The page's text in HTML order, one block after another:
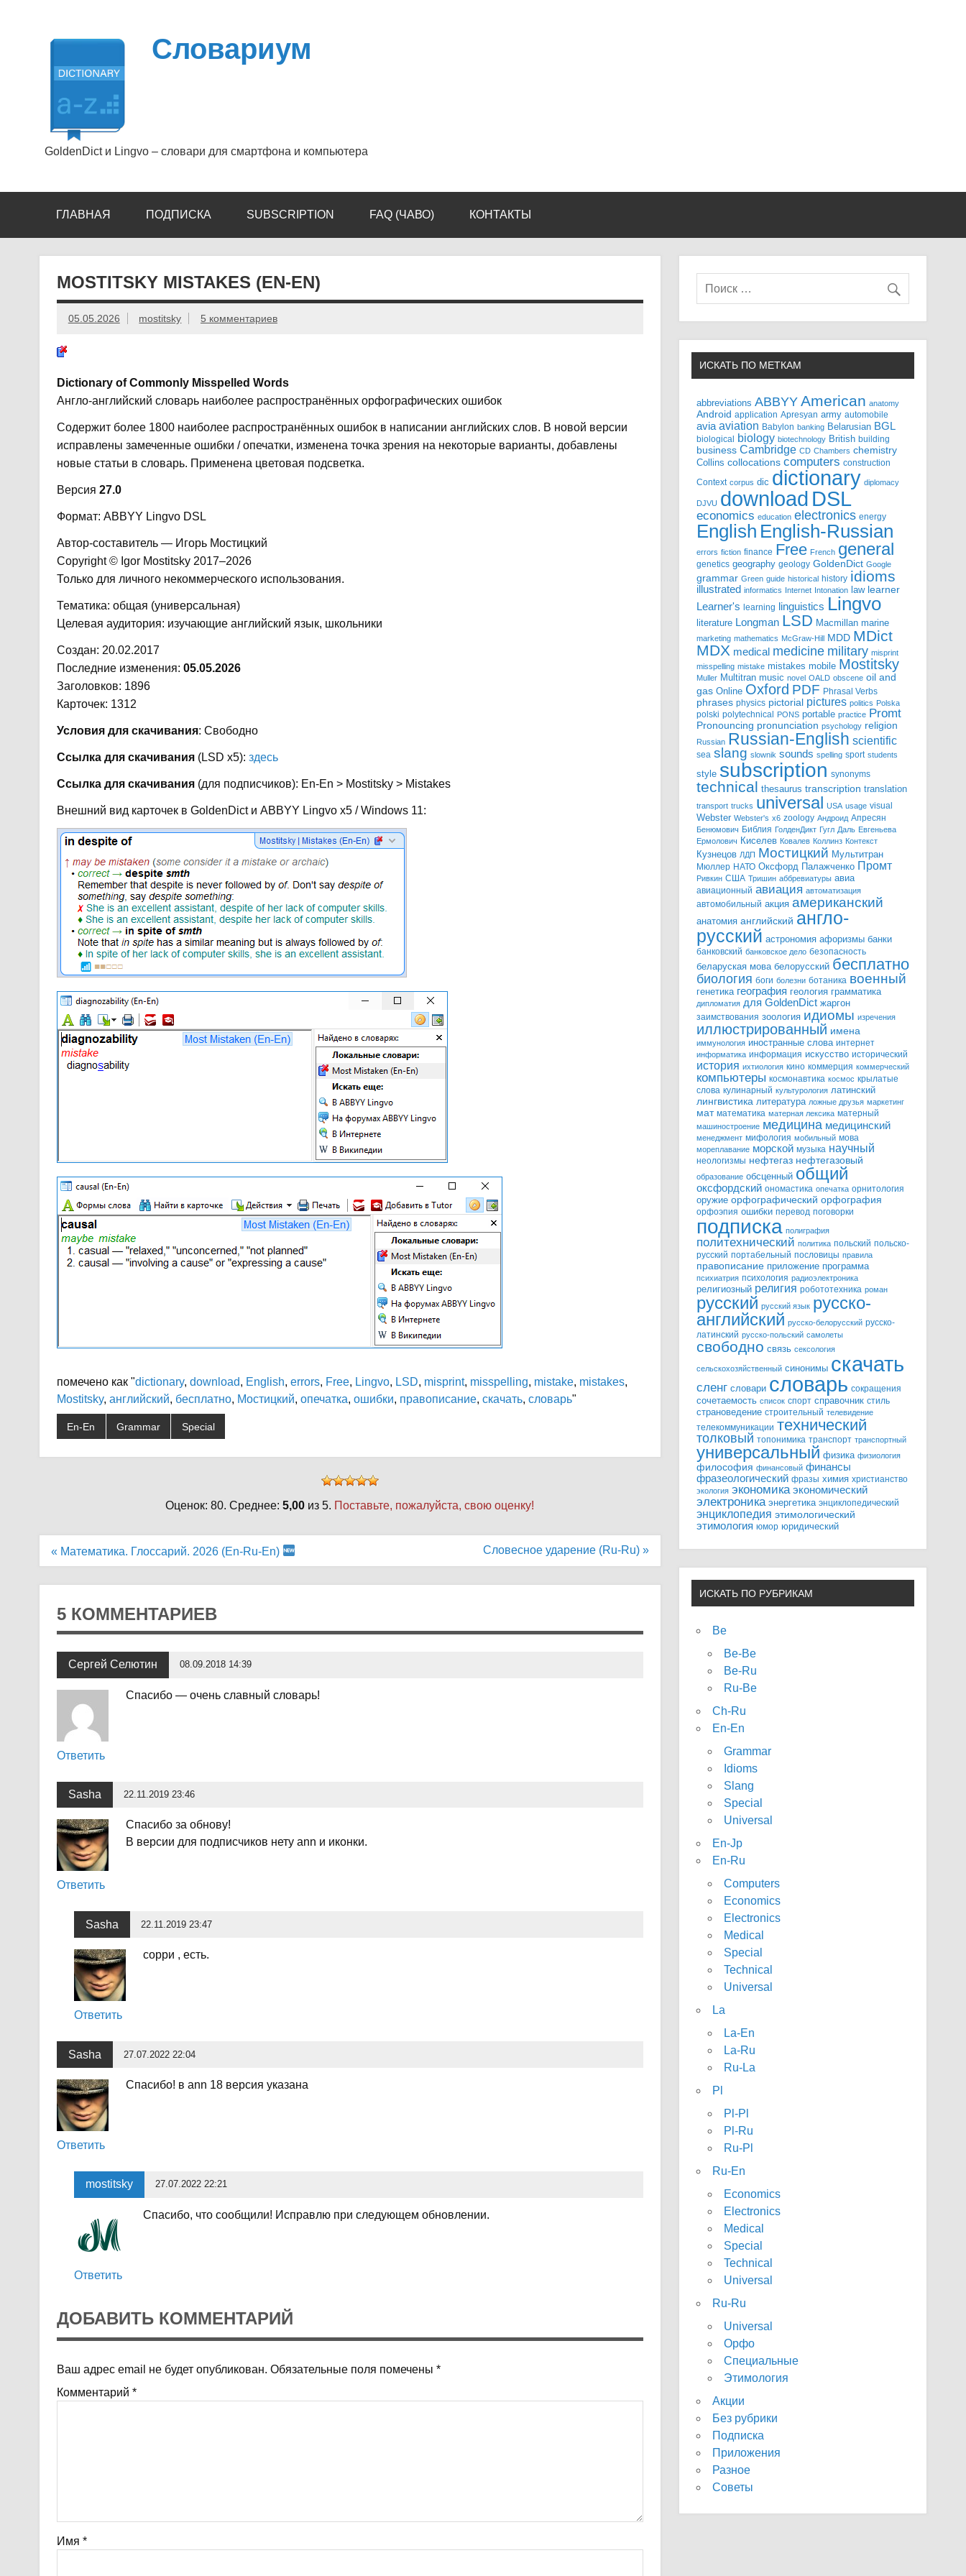
Словариум
GoldenDict и Lingvo – словари для смартфона и компьютера
ГЛАВНАЯ ПОДПИСКА SUBSCRIPTION FAQ (ЧАВО) КОНТАКТЫ
MOSTITSKY MISTAKES (EN-EN)
05.05.2026 mostitsky 5 комментариев
Dictionary of Commonly Misspelled Words
Англо-английский словарь наиболее распространённых орфографических ошибок
Содержит более 1800 наиболее распространённых ошибок в написании английских слов. В новой версии
исправлены замеченные ошибки / опечатки, изменена точка зрения на некоторые варианты, добавлены
новые статьи в словарь. Применена цветовая подсветка.
Версия 27.0
Формат: ABBYY Lingvo DSL
Автор-составитель — Игорь Мостицкий
Copyright © Igor Mostitsky 2017–2026
Только для личного некоммерческого использования.
Тематика: общая (универсальная)
Целевая аудитория: изучающие английский язык, школьники
Создан: 20.02.2017
Последние изменения: 05.05.2026
Заголовков: 1896
Карточек: 1312
Условия для скачивания: Свободно
Ссылка для скачивания(LSD x5): здесь
Ссылка для скачивания(для подписчиков): En-En > Mostitsky > Mistakes
Внешний вид карточек в GoldenDict и ABBYY Lingvo x5 / Windows 11:
помечено как "dictionary, download, English, errors, Free, Lingvo, LSD, misprint, misspelling, mistake, mistakes,
Mostitsky, английский, бесплатно, Мостицкий, опечатка, ошибки, правописание, скачать, словарь"
En-En Grammar Special
Оценок: 80. Среднее:5,00 из 5. Поставьте, пожалуйста, свою оценку!
Навигация
« Математика. Глоссарий. 2026 (En-Ru-En) Словесное ударение (Ru-Ru) »
5 КОММЕНТАРИЕВ
Сергей Селютин 08.09.2018 14:39
Спасибо — очень славный словарь!
Ответить
Sasha 22.11.2019 23:46
Спасибо за обнову!
В версии для подписчиков нету ann и иконки.
Ответить
Sasha 22.11.2019 23:47
сорри , есть.
Ответить
Sasha 27.07.2022 22:04
Спасибо! в ann 18 версия указана
Ответить
mostitsky 27.07.2022 22:21
Спасибо, что сообщили! Исправлю при следующем обновлении.
Ответить
ДОБАВИТЬ КОММЕНТАРИЙ
Ваш адрес email не будет опубликован. Обязательные поля помечены *
Комментарий *
Имя *
ИСКАТЬ ПО МЕТКАМ
abbreviations ABBYY American anatomy
Android application Apresyan army automobile
avia aviation Babylon banking Belarusian BGL
biological biology biotechnology British building
business Cambridge CD Chambers chemistry
Collins collocations computers construction
Context corpus dic dictionary diplomacy
DJVU download DSL
economics education electronics energy
English English-Russian
errors fiction finance Free French general
genetics geography geology GoldenDict Google
grammar Green guide historical history idioms
illustrated informatics Internet Intonation law learner
Learner's learning linguistics Lingvo
literature Longman LSD Macmillan marine
marketing mathematics McGraw-Hill MDD MDict
MDX medical medicine military misprint
misspelling mistake mistakes mobile Mostitsky
Muller Multitran music novel OALD obscene oil and
gas Online Oxford PDF Phrasal Verbs
phrases physics pictorial pictures politics Polska
polski polytechnical PONS portable practice Promt
Pronouncing pronunciation psychology religion
Russian Russian-English scientific
sea slang slownik sounds spelling sport students
style subscription synonyms
technical thesaurus transcription translation
transport trucks universal USA usage visual
Webster Webster's x6 zoology Андроид Апресян
Бенюмович Библия ГолденДикт Гугл Даль Евгеньева
Ермолович Киселев Ковалев Коллинз Контекст
Кузнецов ЛДП Мостицкий Мультитран
Мюллер НАТО Оксфорд Палажченко Промт
Ривкин США Тришин аббревиатуры авиа
авиационный авиация автоматизация
автомобильный акция американский
анатомия английский англо-
русский астрономия афоризмы банки
банковский банковское дело безопасность
беларуская мова белорусский бесплатно
биология боги болезни ботаника военный
генетика география геология грамматика
дипломатия для GoldenDict жаргон
заимствования зоология идиомы изречения
иллюстрированный имена
иммунология иностранные слова интернет
информатика информация искусство исторический
история ихтиология кино коммерция коммерческий
компьютеры космонавтика космос крылатые
слова кулинарный культурология латинский
лингвистика литература ложные друзья маркетинг
мат математика матерная лексика матерный
машиностроение медицина медицинский
менеджмент мифология мобильный мова
мореплавание морской музыка научный
неологизмы нефтегаз нефтегазовый
образование обсценный общий
оксфордский ономастика опечатка орнитология
оружие орфографический орфография
орфоэпия ошибки перевод поговорки
подписка полиграфия
политехнический политика польский польско-
русский портабельный пословицы правила
правописание приложение программа
психиатрия психология радиоэлектроника
религиозный религия робототехника роман
русский русский язык русско-
английский русско-белорусский русско-
латинский русско-польский самолеты
свободно связь сексология
сельскохозяйственный синонимы скачать
сленг словари словарь сокращения
сочетаемость список спорт справочник стиль
страноведение строительный телевидение
телекоммуникации технический
толковый топонимика транспорт транспортный
универсальный физика физиология
философия финансовый финансы
фразеологический фразы химия христианство
экология экономика экономический
электроника энергетика энциклопедический
энциклопедия этимологический
этимология юмор юридический
ИСКАТЬ ПО РУБРИКАМ
Be
Be-Be
Be-Ru
Ru-Be
Ch-Ru
En-En
Grammar
Idioms
Slang
Special
Universal
En-Jp
En-Ru
Computers
Economics
Electronics
Medical
Special
Technical
Universal
La
La-En
La-Ru
Ru-La
Pl
Pl-Pl
Pl-Ru
Ru-Pl
Ru-En
Economics
Electronics
Medical
Special
Technical
Universal
Ru-Ru
Universal
Орфо
Специальные
Этимология
Акции
Без рубрики
Подписка
Приложения
Разное
Советы